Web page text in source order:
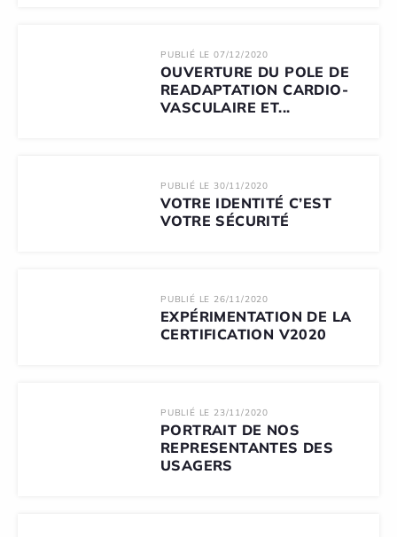
PUBLIÉ LE 07/12/2020
OUVERTURE DU POLE DE
READAPTATION CARDIO-
VASCULAIRE ET...
PUBLIÉ LE 30/11/2020
VOTRE IDENTITÉ C’EST
VOTRE SÉCURITÉ
PUBLIÉ LE 26/11/2020
EXPÉRIMENTATION DE LA
CERTIFICATION V2020
PUBLIÉ LE 23/11/2020
PORTRAIT DE NOS
REPRESENTANTES DES
USAGERS